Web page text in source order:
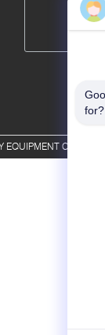
CO.,LTD.
for?